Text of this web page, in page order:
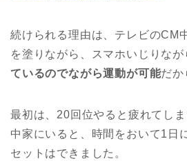
続けられる理由は、テレビのCM
を塗りながら、スマホいじりなが
ているのでながら運動が可能だか
最初は、20回位やると疲れてし
中家にいると、時間をおいて1日
セットはできました。